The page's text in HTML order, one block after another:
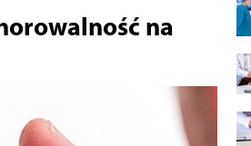
na